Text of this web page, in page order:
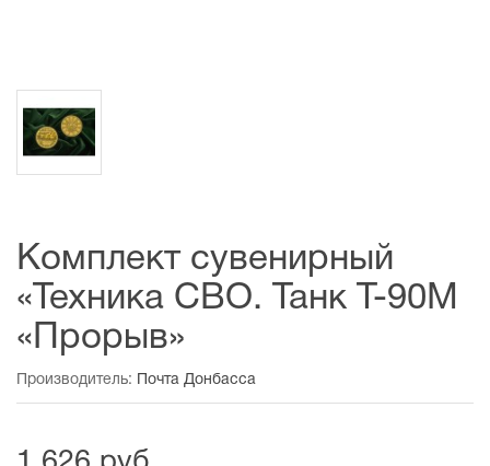
Комплект сувенирный
«Техника СВО. Танк Т-90М
«Прорыв»
Производитель: Почта Донбасса